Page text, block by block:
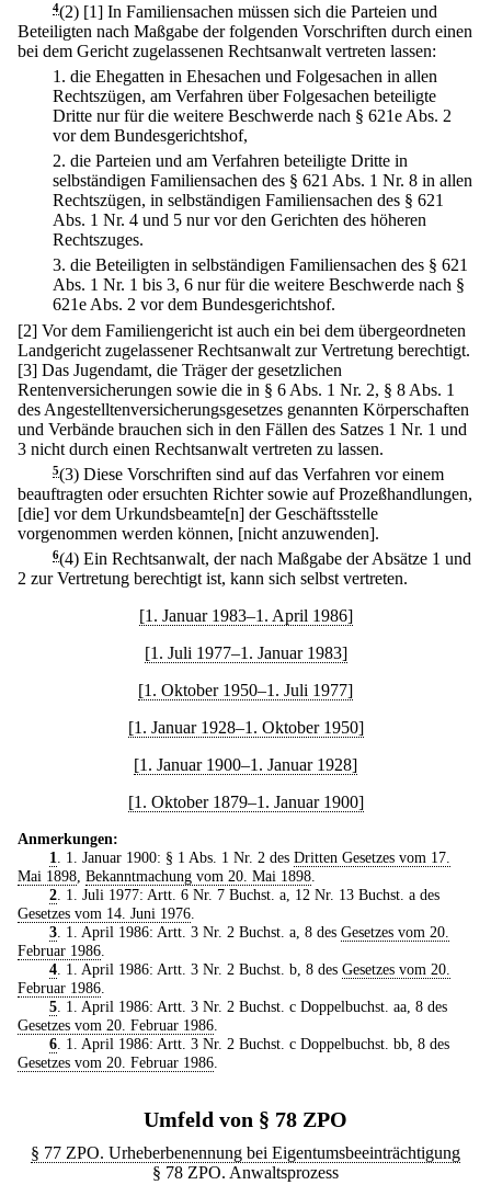
4(2) [1] In Familiensachen müssen sich die Parteien und
Beteiligten nach Maßgabe der folgenden Vorschriften durch einen
bei dem Gericht zugelassenen Rechtsanwalt vertreten lassen:
1. die Ehegatten in Ehesachen und Folgesachen in allen
Rechtszügen, am Verfahren über Folgesachen beteiligte
Dritte nur für die weitere Beschwerde nach § 621e Abs. 2
vor dem Bundesgerichtshof,
2. die Parteien und am Verfahren beteiligte Dritte in
selbständigen Familiensachen des § 621 Abs. 1 Nr. 8 in allen
Rechtszügen, in selbständigen Familiensachen des § 621
Abs. 1 Nr. 4 und 5 nur vor den Gerichten des höheren
Rechtszuges.
3. die Beteiligten in selbständigen Familiensachen des § 621
Abs. 1 Nr. 1 bis 3, 6 nur für die weitere Beschwerde nach §
621e Abs. 2 vor dem Bundesgerichtshof.
[2] Vor dem Familiengericht ist auch ein bei dem übergeordneten
Landgericht zugelassener Rechtsanwalt zur Vertretung berechtigt.
[3] Das Jugendamt, die Träger der gesetzlichen
Rentenversicherungen sowie die in § 6 Abs. 1 Nr. 2, § 8 Abs. 1
des Angestelltenversicherungsgesetzes genannten Körperschaften
und Verbände brauchen sich in den Fällen des Satzes 1 Nr. 1 und
3 nicht durch einen Rechtsanwalt vertreten zu lassen.
5(3) Diese Vorschriften sind auf das Verfahren vor einem
beauftragten oder ersuchten Richter sowie auf Prozeßhandlungen,
[die] vor dem Urkundsbeamte[n] der Geschäftsstelle
vorgenommen werden können, [nicht anzuwenden].
6(4) Ein Rechtsanwalt, der nach Maßgabe der Absätze 1 und
2 zur Vertretung berechtigt ist, kann sich selbst vertreten.
[1. Januar 1983–1. April 1986]
[1. Juli 1977–1. Januar 1983]
[1. Oktober 1950–1. Juli 1977]
[1. Januar 1928–1. Oktober 1950]
[1. Januar 1900–1. Januar 1928]
[1. Oktober 1879–1. Januar 1900]
Anmerkungen:
1. 1. Januar 1900: § 1 Abs. 1 Nr. 2 des Dritten Gesetzes vom 17.
Mai 1898, Bekanntmachung vom 20. Mai 1898.
2. 1. Juli 1977: Artt. 6 Nr. 7 Buchst. a, 12 Nr. 13 Buchst. a des
Gesetzes vom 14. Juni 1976.
3. 1. April 1986: Artt. 3 Nr. 2 Buchst. a, 8 des Gesetzes vom 20.
Februar 1986.
4. 1. April 1986: Artt. 3 Nr. 2 Buchst. b, 8 des Gesetzes vom 20.
Februar 1986.
5. 1. April 1986: Artt. 3 Nr. 2 Buchst. c Doppelbuchst. aa, 8 des
Gesetzes vom 20. Februar 1986.
6. 1. April 1986: Artt. 3 Nr. 2 Buchst. c Doppelbuchst. bb, 8 des
Gesetzes vom 20. Februar 1986.
Umfeld von § 78 ZPO
§ 77 ZPO. Urheberbenennung bei Eigentumsbeeinträchtigung
§ 78 ZPO. Anwaltsprozess